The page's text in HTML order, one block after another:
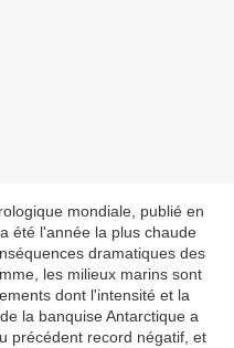
mondiale, publié en
été l'année la plus chaude
dramatiques des
les milieux marins sont
dont l'intensité et la
la banquise Antarctique a
précédent record négatif, et